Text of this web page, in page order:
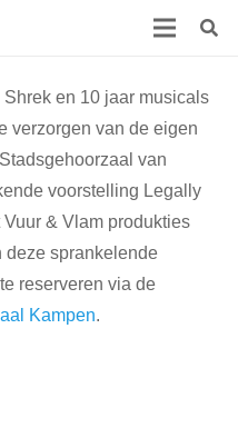
en 10 jaar musicals
verzorgen van de eigen
van
voorstelling Legally
& Vlam produkties
deze sprankelende
reserveren via de
Kampen.